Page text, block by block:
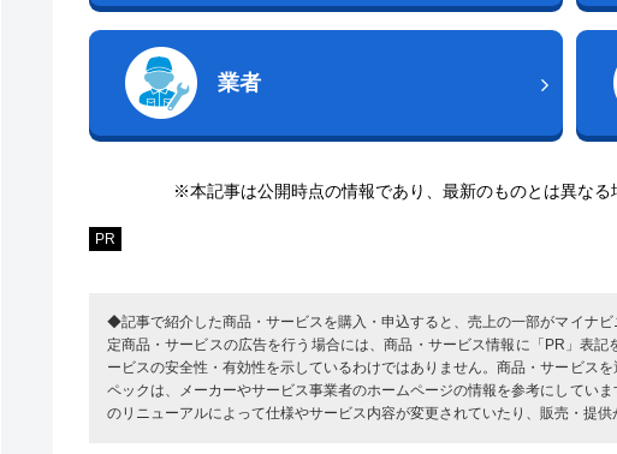
業者
※本記事は公開時点の情報であり、最新のものとは異なる
PR
◆記事で紹介した商品・サービスを購入・申込すると、売上の一部がマイナ
定商品・サービスの広告を行う場合には、商品・サービス情報に「PR」表
ービスの安全性・有効性を示しているわけではありません。商品・サービス
ペックは、メーカーやサービス事業者のホームページの情報を参考にしてい
のリニューアルによって仕様やサービス内容が変更されていたり、販売・提供